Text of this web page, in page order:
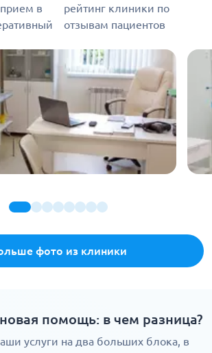
в
рейтинг клиники по
отзывам пациентов
фото из клиники
помощь: в чем разница?
услуги на два больших блока, в